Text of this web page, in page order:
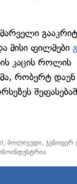
მისი ფილმები
კაცის როლის
რობერტ დაუნ
, ჰოლივუდი, ჯენიფერ